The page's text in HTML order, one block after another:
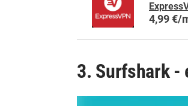
4,99 €/
3. Surfshark -